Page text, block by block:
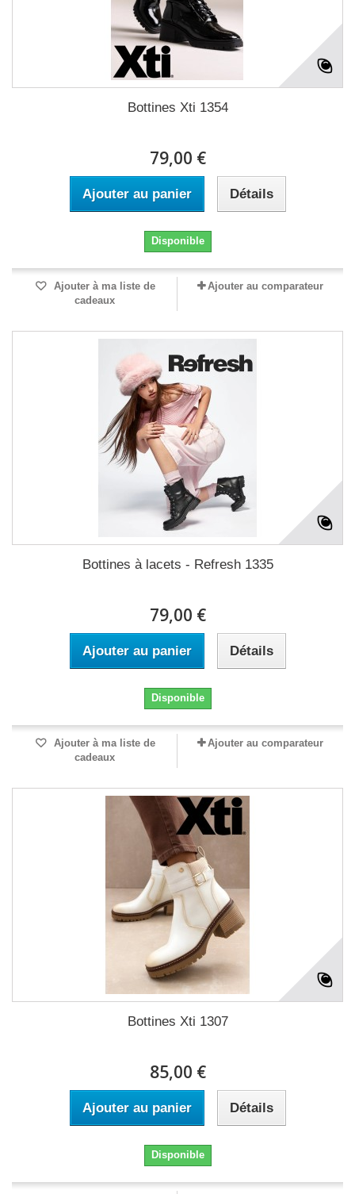
Bottines Xti 1354
79,00 €
Ajouter au panier Détails
Disponible
Ajouter à ma liste de
cadeaux
Ajouter au comparateur
Bottines à lacets - Refresh 1335
79,00 €
Ajouter au panier Détails
Disponible
Ajouter à ma liste de
cadeaux
Ajouter au comparateur
Bottines Xti 1307
85,00 €
Ajouter au panier Détails
Disponible